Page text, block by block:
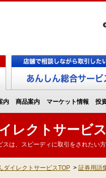
内 商品案内 マーケット情報 投
レクトサービ
スは、スピーディに取引をされたい
ダイレクトサービスTOP > 証券用語